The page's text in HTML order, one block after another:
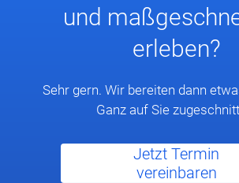
und
erleben?
Sehr gern. Wir bereiten dann
Ganz auf Sie
Jetzt Termin
vereinbaren